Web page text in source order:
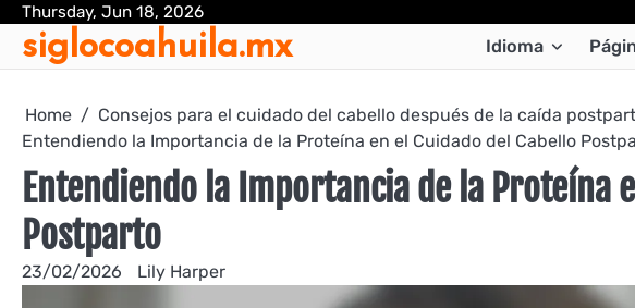
Skip
content
Thursday, Jun 18, 2026
siglocoahuila.mx Idioma
Home
Consejos para el cuidado del cabello después de la caída
Entendiendo la Importancia de la Proteína en el Cuidado del Cabello
Entendiendo la Importancia de la Proteína
Postparto
23/02/2026 Lily Harper